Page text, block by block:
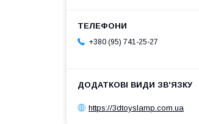
+380 (95) 741-25-27
https://3dtoyslamp.com.ua